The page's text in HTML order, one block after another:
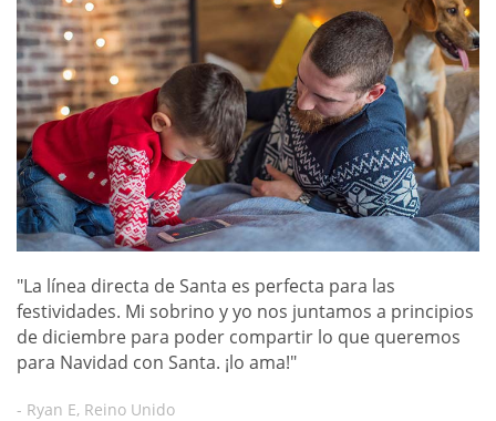
"La línea directa de Santa es perfecta para las
festividades. Mi sobrino y yo nos juntamos a principios
de diciembre para poder compartir lo que queremos
para Navidad con Santa. ¡lo ama!"
- Ryan E, Reino Unido